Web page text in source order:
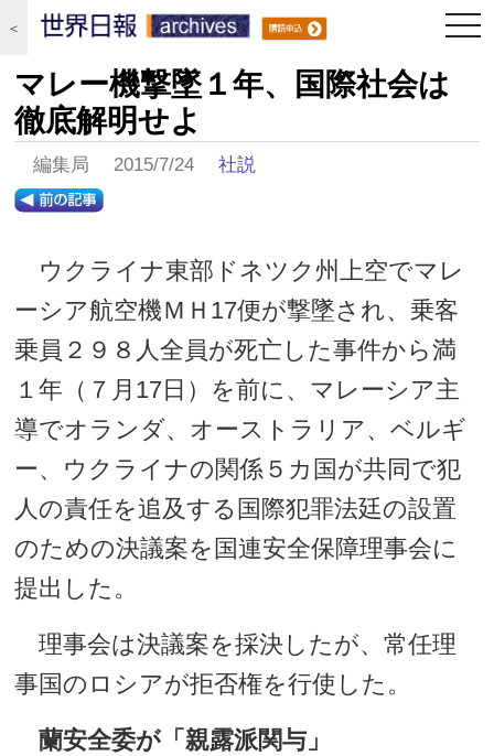
＜
マレー機撃墜１年、国際社会は
徹底解明せよ
編集局 2015/7/24社説
ウクライナ東部ドネツク州上空でマレ
ーシア航空機ＭＨ17便が撃墜され、乗客
乗員２９８人全員が死亡した事件から満
１年（７月17日）を前に、マレーシア主
導でオランダ、オーストラリア、ベルギ
ー、ウクライナの関係５カ国が共同で犯
人の責任を追及する国際犯罪法廷の設置
のための決議案を国連安全保障理事会に
提出した。
理事会は決議案を採決したが、常任理
事国のロシアが拒否権を行使した。
蘭安全委が「親露派関与」